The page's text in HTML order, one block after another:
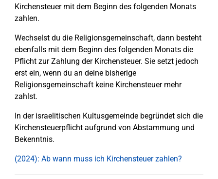
Kirchensteuer mit dem Beginn des folgenden Monats
zahlen.
Wechselst du die Religionsgemeinschaft, dann besteht
ebenfalls mit dem Beginn des folgenden Monats die
Pflicht zur Zahlung der Kirchensteuer. Sie setzt jedoch
erst ein, wenn du an deine bisherige
Religionsgemeinschaft keine Kirchensteuer mehr
zahlst.
In der israelitischen Kultusgemeinde begründet sich die
Kirchensteuerpflicht aufgrund von Abstammung und
Bekenntnis.
(2024): Ab wann muss ich Kirchensteuer zahlen?